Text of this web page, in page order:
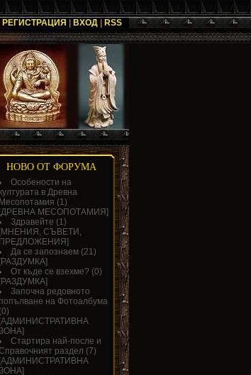
РЕГИСТРАЦИЯ ВХОД RSS
НОВО ОТ ФОРУМА
Особености на
културата в Древна
Месопотамия (1)
[ДРЕВНА МЕСОПОТАМИЯ]
Здравейте (1)
[МНЕНИЯ, СЪВЕТИ,
ПРЕДЛОЖЕНИЯ]
Да се запознаем (21)
[РАЗДУМКА]
От къде се взехме? (0)
[РАЗДУМКА]
Започна редовното
попълване на Фотоалбума
(0)
[АДМИНИСТРАТИВНА
]
Стартира най-после и
раздел (7)
[АДМИНИСТРАТИВНА
]